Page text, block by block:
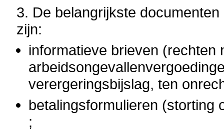
3. De belangrijkste
zijn:
informatieve brieven (rechten
verergeringsbijslag, ten
betalingsformulieren (storting
;